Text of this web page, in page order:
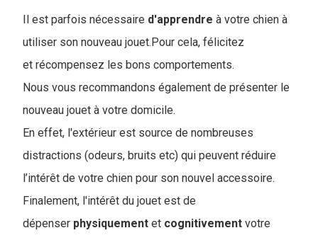
Il est parfois nécessaire d'apprendre à votre chien à
utiliser son nouveau jouet.Pour cela, félicitez
et récompensez les bons comportements.
Nous vous recommandons également de présenter le
nouveau jouet à votre domicile.
En effet, l'extérieur est source de nombreuses
distractions (odeurs, bruits etc) qui peuvent réduire
l’intérêt de votre chien pour son nouvel accessoire.
Finalement, l'intérêt du jouet est de
dépenser physiquement et cognitivement votre